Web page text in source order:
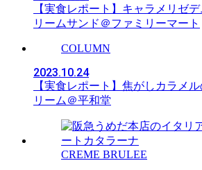
【実食レポート】キャラメリゼ
リームサンド＠ファミリーマート
COLUMN
2023.10.24
【実食レポート】焦がしカラメ
リーム＠平和堂
CREME BRULEE